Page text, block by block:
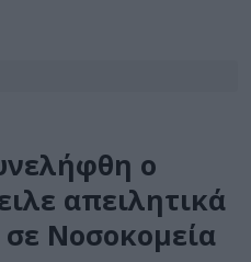
ο
απειλητικά
Νοσοκομεία